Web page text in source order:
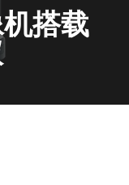
搭载